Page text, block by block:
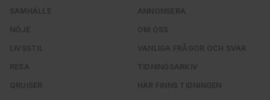
SAMHÄLLE
NÖJE
LIVSSTIL
RESA
QRUISER
ANNONSERA
OM OSS
VANLIGA FRÅGOR OCH SVAR
TIDNINGSARKIV
HÄR FINNS TIDNINGEN